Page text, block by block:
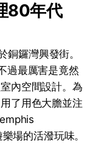
80年代
銅鑼灣興發街。
過最厲害是竟然
內空間設計。為
了用色大膽並注
場的活潑玩味。